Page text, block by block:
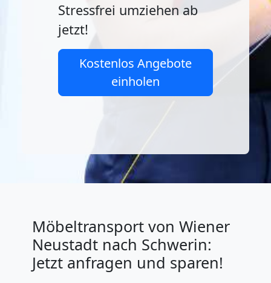
Stressfrei umziehen ab
jetzt!
Kostenlos Angebote
einholen
Möbeltransport von Wiener
Neustadt nach Schwerin:
Jetzt anfragen und sparen!